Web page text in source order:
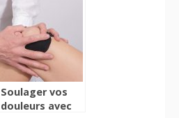
machine de
conservation et
de protection
de vos aliments
Soulager vos
douleurs avec